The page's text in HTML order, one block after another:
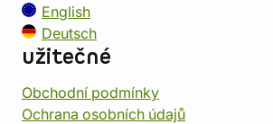
English
Deutsch
užitečné
Obchodní podmínky
Ochrana osobních údajů